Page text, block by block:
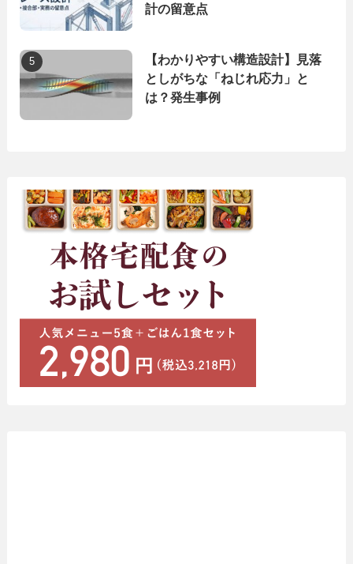
計の留意点
【わかりやすい構造設計】見落
としがちな「ねじれ応力」と
は？発生事例